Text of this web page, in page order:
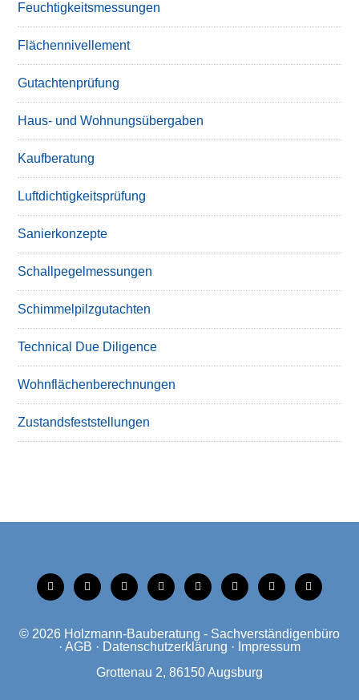
Feuchtigkeitsmessungen
Flächennivellement
Gutachtenprüfung
Haus- und Wohnungsübergaben
Kaufberatung
Luftdichtigkeitsprüfung
Sanierkonzepte
Schallpegelmessungen
Schimmelpilzgutachten
Technical Due Diligence
Wohnflächenberechnungen
Zustandsfeststellungen
tiktok instagramfacebooklinkedinxing linkedinmobilemail
© 2026 Holzmann-Bauberatung - Sachverständigenbüro
· AGB · Datenschutzerklärung · Impressum
Grottenau 2, 86150 Augsburg